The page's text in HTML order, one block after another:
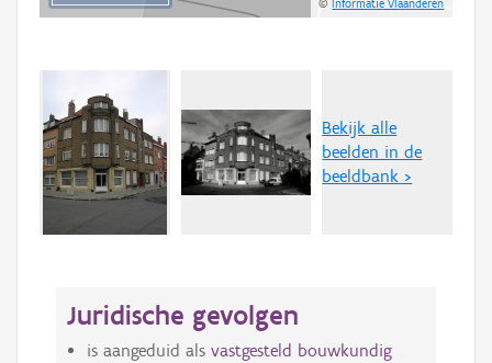
©Informatie Vlaanderen
Bekijk alle
beelden in de
beeldbank >
Juridische gevolgen
is aangeduid als vastgesteld bouwkundig